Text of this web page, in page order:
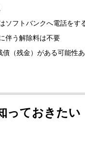
ソフトバンクへ電話をす
伴う解除料は不要
債（残金）がある可能性
っておきたい